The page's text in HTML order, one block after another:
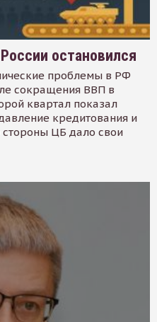
остановился
проблемы в РФ
сокращения ВВП в
квартал показал
кредитования и
стороны ЦБ дало свои